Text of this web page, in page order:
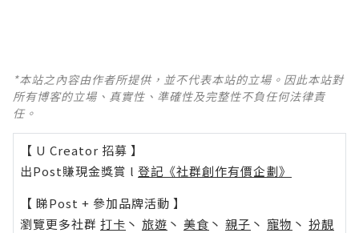
*本站之內容由作者所提供，並不代表本站的立場。因此本站對
所有博客的立場、真實性、準確性及完整性不負任何法律責
任。
【 U Creator 招募 】
出Post賺現金獎賞 l 登記《社群創作有價企劃》
【 睇Post + 參加品牌活動 】
瀏覽更多社群 打卡 丶 旅遊 丶 美食 丶 親子 丶 寵物 丶 扮靚